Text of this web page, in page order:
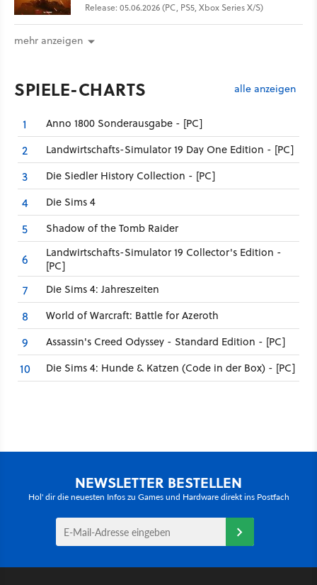
Release: 05.06.2026 (PC, PS5, Xbox Series X/S)
mehr anzeigen
SPIELE-CHARTS alle anzeigen
1 Anno 1800 Sonderausgabe - [PC]
2 Landwirtschafts-Simulator 19 Day One Edition - [PC]
3 Die Siedler History Collection - [PC]
4 Die Sims 4
5 Shadow of the Tomb Raider
6
Landwirtschafts-Simulator 19 Collector's Edition -
[PC]
7 Die Sims 4: Jahreszeiten
8 World of Warcraft: Battle for Azeroth
9 Assassin's Creed Odyssey - Standard Edition - [PC]
10 Die Sims 4: Hunde & Katzen (Code in der Box) - [PC]
NEWSLETTER BESTELLEN
Hol' dir die neuesten Infos zu Games und Hardware direkt ins Postfach